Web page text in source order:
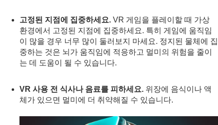
고정된 지점에 집중하세요. VR 게임을 플레이할 때 가상
환경에서 고정된 지점에 집중하세요. 특히 게임에 움직임
이 많을 경우 너무 많이 둘러보지 마세요. 정지된 물체에 집
중하는 것은 뇌가 움직임에 적응하고 멀미의 위험을 줄이
는 데 도움이 될 수 있습니다.
VR 사용 전 식사나 음료를 피하세요. 위장에 음식이나 액
체가 있으면 멀미에 더 취약해질 수 있습니다.